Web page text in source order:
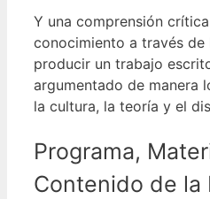
Y una comprensión
conocimiento a través de
producir un trabajo
argumentado de manera
la cultura, la teoría y el
Programa,
Contenido de la